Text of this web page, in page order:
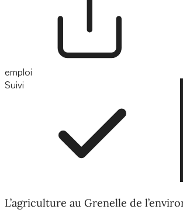
emploi
Suivi
L’agriculture au Grenelle de